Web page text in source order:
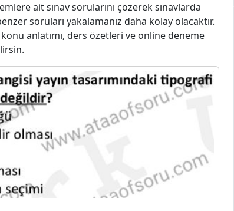
ait sınav sorularını çözerek sınavlarda
soruları yakalamanız daha kolay olacaktır.
konu anlatımı, ders özetleri ve online deneme